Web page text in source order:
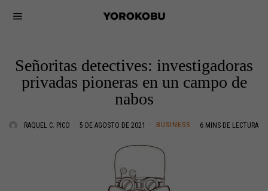
Señoritas detectives: investigadoras
privadas pioneras en un campo de
nabos
RAQUEL C. PICO 5 DE AGOSTO DE 2021 BUSINESS 6 MINS DE LECTURA